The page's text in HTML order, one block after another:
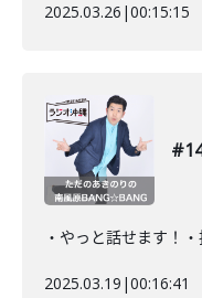
2025.03.26 |00:15:15
・やっと話せます！
2025.03.19 |00:16:41